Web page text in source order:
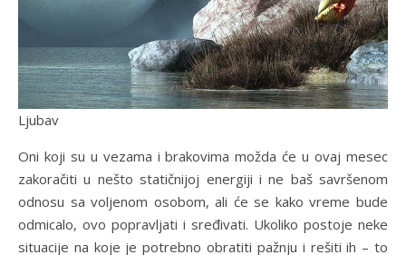
Ljubav
Oni koji su u vezama i brakovima možda će u ovaj mesec
zakoračiti u nešto statičnijoj energiji i ne baš savršenom
odnosu sa voljenom osobom, ali će se kako vreme bude
odmicalo, ovo popravljati i sređivati. Ukoliko postoje neke
situacije na koje je potrebno obratiti pažnju i rešiti ih – to